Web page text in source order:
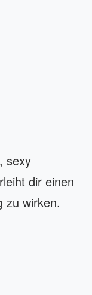
sexy
dir einen
zu wirken.